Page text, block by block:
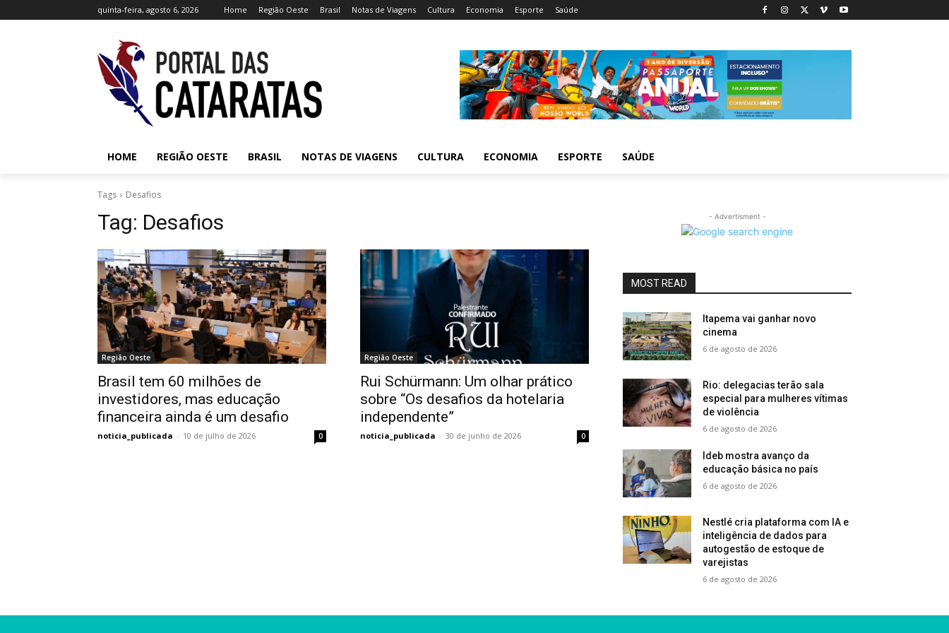
quinta-feira, agosto 6, 2026 Home Região Oeste Brasil Notas de Viagens Cultura Economia Esporte Saúde
HOME REGIÃO OESTE BRASIL NOTAS DE VIAGENS CULTURA ECONOMIA ESPORTE SAÚDE
Tags Desafios
Tag: Desafios
Região Oeste
Brasil tem 60 milhões de
investidores, mas educação
financeira ainda é um desafio
noticia_publicada - 10 de julho de 2026 0
Região Oeste
Rui Schürmann: Um olhar prático
sobre “Os desafios da hotelaria
independente”
noticia_publicada - 30 de junho de 2026 0
- Advertisment -
MOST READ
Itapema vai ganhar novo
cinema
6 de agosto de 2026
Rio: delegacias terão sala
especial para mulheres vítimas
de violência
6 de agosto de 2026
Ideb mostra avanço da
educação básica no país
6 de agosto de 2026
Nestlé cria plataforma com IA e
inteligência de dados para
autogestão de estoque de
varejistas
6 de agosto de 2026